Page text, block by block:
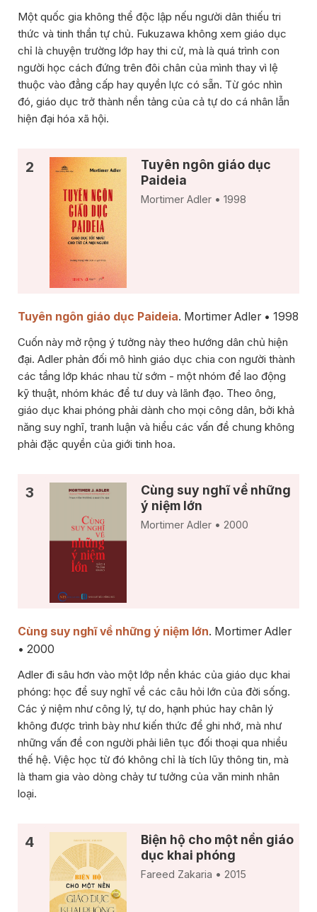
Một quốc gia không thể độc lập nếu người dân thiếu tri
thức và tinh thần tự chủ. Fukuzawa không xem giáo dục
chỉ là chuyện trường lớp hay thi cử, mà là quá trình con
người học cách đứng trên đôi chân của mình thay vì lệ
thuộc vào đẳng cấp hay quyền lực có sẵn. Từ góc nhìn
đó, giáo dục trở thành nền tảng của cả tự do cá nhân lẫn
hiện đại hóa xã hội.
Tuyên ngôn giáo dục
Paideia
Mortimer Adler • 1998
Tuyên ngôn giáo dục Paideia. Mortimer Adler • 1998
Cuốn này mở rộng ý tưởng này theo hướng dân chủ hiện
đại. Adler phản đối mô hình giáo dục chia con người thành
các tầng lớp khác nhau từ sớm - một nhóm để lao động
kỹ thuật, nhóm khác để tư duy và lãnh đạo. Theo ông,
giáo dục khai phóng phải dành cho mọi công dân, bởi khả
năng suy nghĩ, tranh luận và hiểu các vấn đề chung không
phải đặc quyền của giới tinh hoa.
Cùng suy nghĩ về những
ý niệm lớn
Mortimer Adler • 2000
Cùng suy nghĩ về những ý niệm lớn. Mortimer Adler
• 2000
Adler đi sâu hơn vào một lớp nền khác của giáo dục khai
phóng: học để suy nghĩ về các câu hỏi lớn của đời sống.
Các ý niệm như công lý, tự do, hạnh phúc hay chân lý
không được trình bày như kiến thức để ghi nhớ, mà như
những vấn đề con người phải liên tục đối thoại qua nhiều
thế hệ. Việc học từ đó không chỉ là tích lũy thông tin, mà
là tham gia vào dòng chảy tư tưởng của văn minh nhân
loại.
Biện hộ cho một nền giáo
dục khai phóng
Fareed Zakaria • 2015